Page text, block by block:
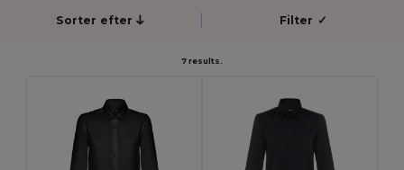
Sorter efter Filter ✓
7 results.